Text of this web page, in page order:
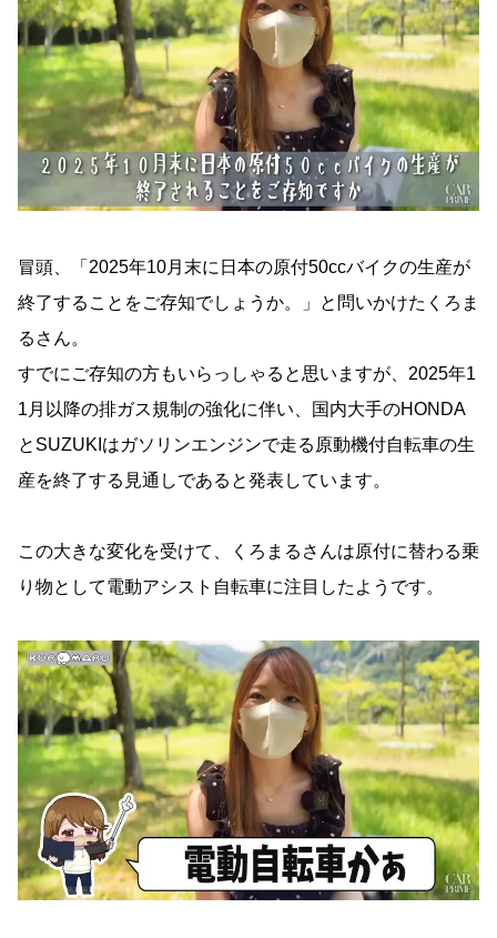
冒頭、「2025年10月末に日本の原付50ccバイクの生産が
終了することをご存知でしょうか。」と問いかけたくろま
るさん。
すでにご存知の方もいらっしゃると思いますが、2025年1
1月以降の排ガス規制の強化に伴い、国内大手のHONDA
とSUZUKIはガソリンエンジンで走る原動機付自転車の生
産を終了する見通しであると発表しています。
この大きな変化を受けて、くろまるさんは原付に替わる乗
り物として電動アシスト自転車に注目したようです。